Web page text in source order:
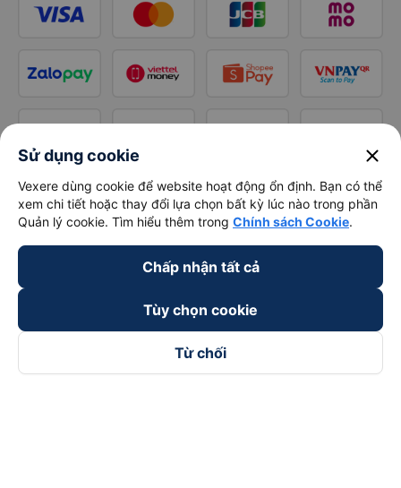
Sử dụng cookie close
Vexere dùng cookie để website hoạt động ổn định. Bạn có thể
xem chi tiết hoặc thay đổi lựa chọn bất kỳ lúc nào trong phần
Quản lý cookie. Tìm hiểu thêm trong Chính sách Cookie.
Chấp nhận tất cả
Tùy chọn cookie
Từ chối